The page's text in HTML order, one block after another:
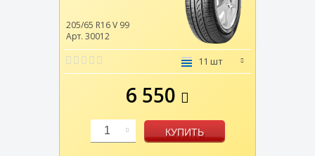
205/65 R16V 99
Арт. 30012
11 шт
6 550
1 КУПИТЬ